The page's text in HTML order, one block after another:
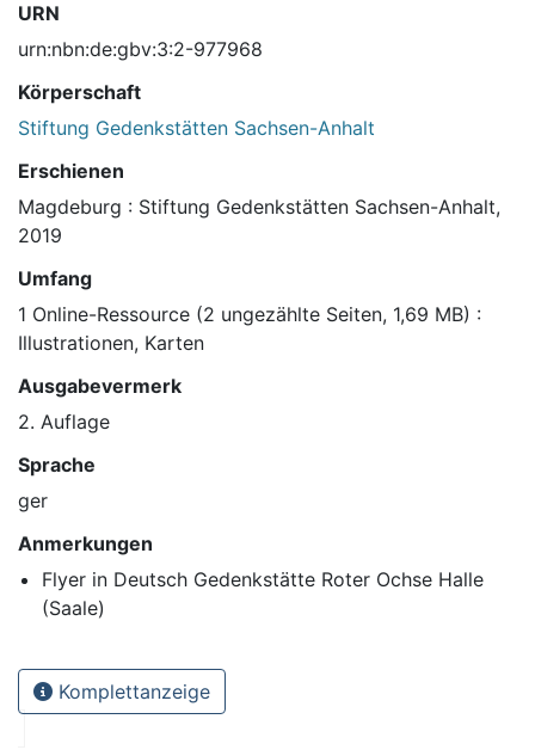
URN
urn:nbn:de:gbv:3:2-977968
Körperschaft
Stiftung Gedenkstätten Sachsen-Anhalt
Erschienen
Magdeburg : Stiftung Gedenkstätten Sachsen-Anhalt,
2019
Umfang
1 Online-Ressource (2 ungezählte Seiten, 1,69 MB) :
Illustrationen, Karten
Ausgabevermerk
2. Auflage
Sprache
ger
Anmerkungen
Flyer in Deutsch Gedenkstätte Roter Ochse Halle
(Saale)
Komplettanzeige